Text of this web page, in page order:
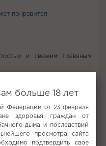
понравится
и свежим травяным
больше 18 лет
Федерации от 23 февраля
здоровья граждан от
дыма и последствий
просмотра сайта
подтвердить свое